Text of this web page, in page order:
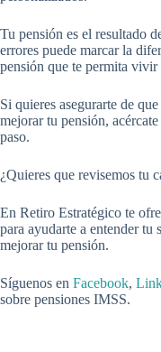
Tu pensión es el resultado
errores puede marcar la
pensión que te permita
Si quieres asegurarte de
mejorar tu pensión,
paso.
¿Quieres que revisemos tu
En Retiro Estratégico te
para ayudarte a entender tu
mejorar tu pensión.
Síguenos en Facebook,
sobre pensiones IMSS.